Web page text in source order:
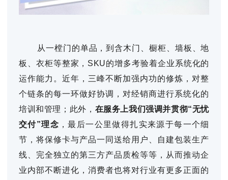
从一樘门的单品，到含木门、橱柜、墙板、地
板、衣柜等整家，SKU的增多考验着企业系统化的
运作能力。近年，三峰不断加强内功的修炼，对整
个链条的每一环做好协调，对经销商进行系统化的
培训和管理；此外， 在服务上我们强调并贯彻“无忧
交付”理念 ，最后一公里做得扎实来源于每一个细
节，将保修卡与产品一同送给用户、自建包装生产
线、完全独立的第三方产品质检等等，从而推动企
业内部不断进化，消费者也将对行业有更多正面的